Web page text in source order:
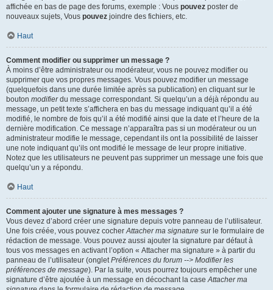
affichée en bas de page des forums, exemple : Vous pouvez poster de
nouveaux sujets, Vous pouvez joindre des fichiers, etc.
Haut
Comment modifier ou supprimer un message ?
À moins d’être administrateur ou modérateur, vous ne pouvez modifier ou
supprimer que vos propres messages. Vous pouvez modifier un message
(quelquefois dans une durée limitée après sa publication) en cliquant sur le
bouton modifierdu message correspondant. Si quelqu’un a déjà répondu au
message, un petit texte s’affichera en bas du message indiquant qu’il a été
modifié, le nombre de fois qu’il a été modifié ainsi que la date et l’heure de la
dernière modification. Ce message n’apparaîtra pas si un modérateur ou un
administrateur modifie le message, cependant ils ont la possibilité de laisser
une note indiquant qu’ils ont modifié le message de leur propre initiative.
Notez que les utilisateurs ne peuvent pas supprimer un message une fois que
quelqu’un y a répondu.
Haut
Comment ajouter une signature à mes messages ?
Vous devez d’abord créer une signature depuis votre panneau de l’utilisateur.
Une fois créée, vous pouvez cocherAttacher ma signature sur le formulaire de
rédaction de message. Vous pouvez aussi ajouter la signature par défaut à
tous vos messages en activant l’option « Attacher ma signature » à partir du
panneau de l’utilisateur (ongletPréférences du forum --> Modifier les
préférences de message). Par la suite, vous pourrez toujours empêcher une
signature d’être ajoutée à un message en décochant la caseAttacher ma